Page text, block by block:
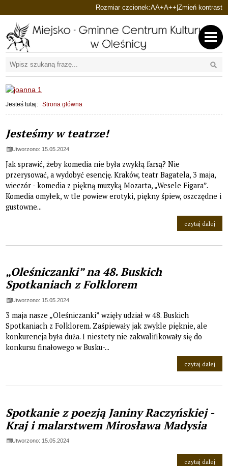
Przejdź do wyszukiwarki
Rozmiar czcionek:Ustaw domyślną czcionkę
AUstaw większą czcionkę
A+Ustaw największą
A++ Zmień kontrast
«
1
Jesteś tutaj: Strona główna
Strona główna
Aktualności, strona 24 z 32
Jesteśmy w teatrze!
Utworzono: 15.05.2024
Jak sprawić, żeby komedia nie była zwykłą farsą? Nie
przerysować, a wydobyć esencję. Kraków, teatr Bagatela, 3 maja,
wieczór - komedia z piękną muzyką Mozarta, „Wesele Figara”.
Komedia omyłek, w tle powiew erotyki, piękny śpiew, oszczędne i
gustowne...
czytaj dalejna
„Oleśniczanki” na 48. Buskich
Spotkaniach z Folklorem
Utworzono: 15.05.2024
3 maja nasze „Oleśniczanki” wzięły udział w 48. Buskich
Spotkaniach z Folklorem. Zaśpiewały jak zwykle pięknie, ale
konkurencja była duża. I niestety nie zakwalifikowały się do
konkursu finałowego w Busku-...
czytaj dalejna
Spotkanie z poezją Janiny Raczyńskiej -
Kraj i malarstwem Mirosława Madysia
Utworzono: 15.05.2024
czytaj dalejna